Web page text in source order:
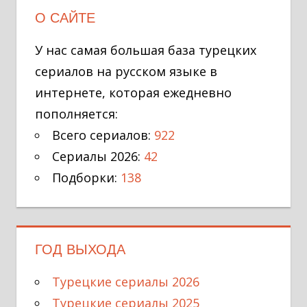
О САЙТЕ
У нас самая большая база турецких
сериалов на русском языке в
интернете, которая ежедневно
пополняется:
Всего сериалов: 922
Сериалы 2026: 42
Подборки: 138
ГОД ВЫХОДА
Турецкие сериалы 2026
Турецкие сериалы 2025